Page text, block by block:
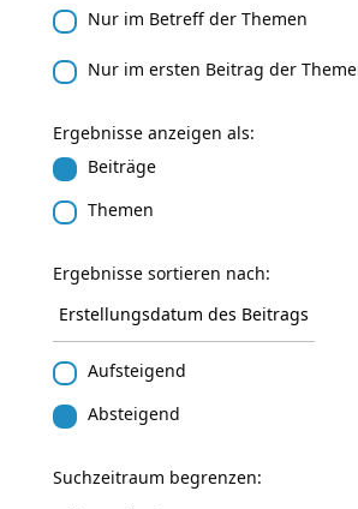
Nur im Betreff der Themen
Nur im ersten Beitrag der
Ergebnisse anzeigen als:
Beiträge
Themen
Ergebnisse sortieren nach:
Aufsteigend
Absteigend
Suchzeitraum begrenzen: